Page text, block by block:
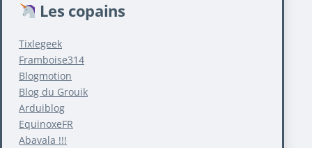
Les copains
Tixlegeek
Framboise314
Blogmotion
Blog du Grouik
Arduiblog
EquinoxeFR
Abavala !!!